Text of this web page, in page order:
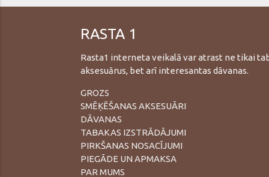
RASTA 1
Rasta1 interneta veikalā var atrast ne tikai
aksesuārus, bet arī interesantas dāvanas.
GROZS
SMĒĶĒŠANAS AKSESUĀRI
DĀVANAS
TABAKAS IZSTRĀDĀJUMI
PIRKŠANAS NOSACĪJUMI
PIEGĀDE UN APMAKSA
PAR MUMS